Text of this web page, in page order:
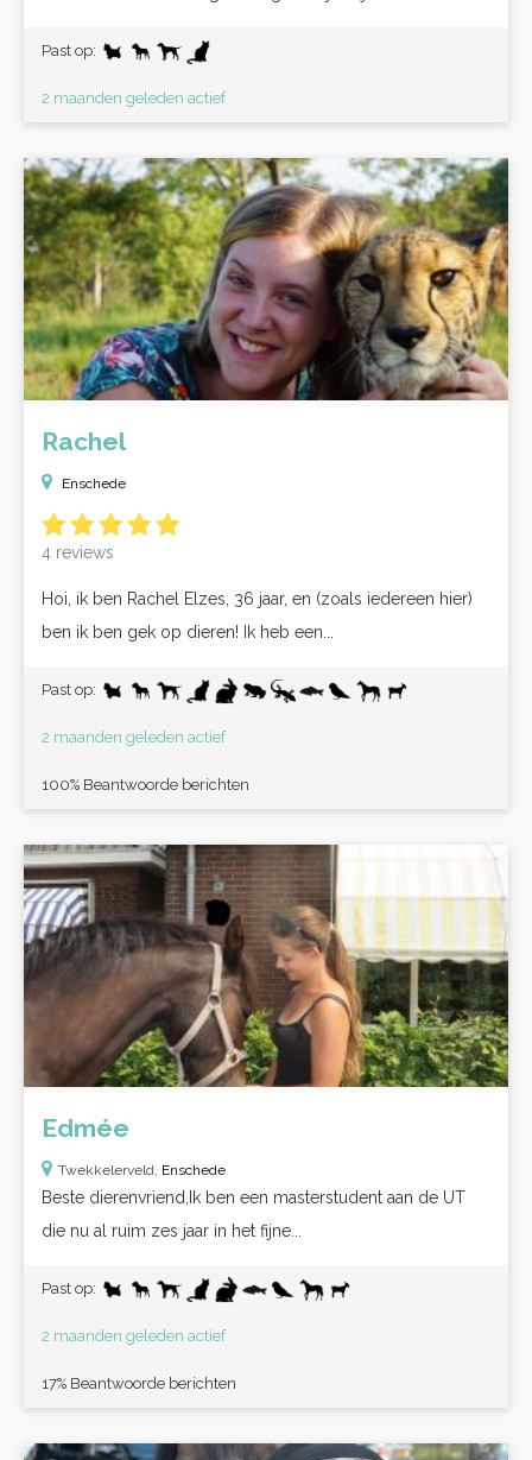
Past op:
2 maanden geleden actief
Rachel
Enschede
4 reviews
Hoi, ik ben Rachel Elzes, 36 jaar, en (zoals iedereen hier)
ben ik ben gek op dieren! Ik heb een...
Past op:
2 maanden geleden actief
100% Beantwoorde berichten
Edmée
Twekkelerveld, Enschede
Beste dierenvriend,Ik ben een masterstudent aan de UT
die nu al ruim zes jaar in het fijne...
Past op:
2 maanden geleden actief
17% Beantwoorde berichten